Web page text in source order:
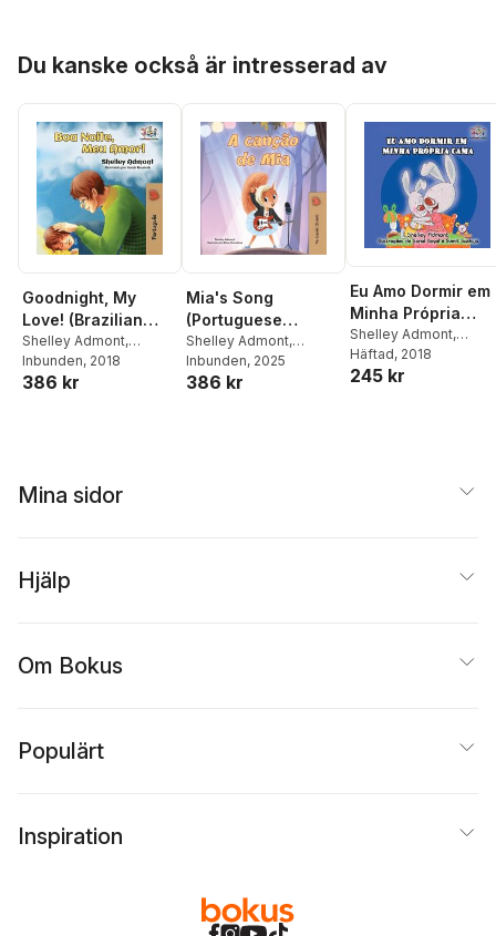
Du kanske också är intresserad av
Goodnight, My
Love! (Brazilian
Portuguese
Children's Book)
Shelley Admont,
Kidkiddos Books
Inbunden, 2018
386 kr
Mia's Song
(Portuguese
Children's Book -
Brazilian)
Shelley Admont,
Kidkiddos Books
Inbunden, 2025
386 kr
Eu Amo Dormir em
Minha Própria
Cama
Shelley Admont,
Kidkiddos Books
Häftad, 2018
245 kr
Mina sidor
Hjälp
Om Bokus
Populärt
Inspiration